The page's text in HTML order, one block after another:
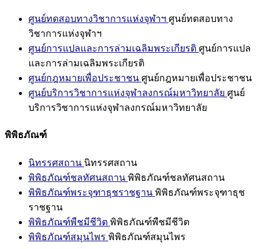
ศูนย์ทดสอบทางวิชาการแห่งจุฬาฯ ศูนย์ทดสอบทาง
วิชาการแห่งจุฬาฯ
ศูนย์การแปลและการล่ามเฉลิมพระเกียรติ ศูนย์การแปล
และการล่ามเฉลิมพระเกียรติ
ศูนย์กฎหมายเพื่อประชาชน ศูนย์กฎหมายเพื่อประชาชน
ศูนย์บริการวิชาการแห่งจุฬาลงกรณ์มหาวิทยาลัย ศูนย์
บริการวิชาการแห่งจุฬาลงกรณ์มหาวิทยาลัย
พิพิธภัณฑ์
นิทรรศสถาน นิทรรศสถาน
พิพิธภัณฑ์ชลทัศนสถาน พิพิธภัณฑ์ชลทัศนสถาน
พิพิธภัณฑ์พระจุฑาธุชราชฐาน พิพิธภัณฑ์พระจุฑาธุช
ราชฐาน
พิพิธภัณฑ์พืชมีชีวิต พิพิธภัณฑ์พืชมีชีวิต
พิพิธภัณฑ์สมุนไพร พิพิธภัณฑ์สมุนไพร